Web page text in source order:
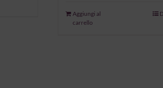
Aggiungi al
carrello